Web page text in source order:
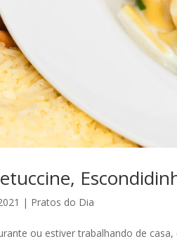
| Pratos do Dia
ou estiver trabalhando de